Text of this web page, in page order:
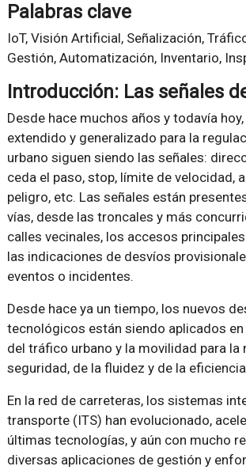
Palabras clave
IoT, Visión Artificial, Señalización,
Gestión, Automatización, Inventario,
Introducción: Las señales
Desde hace muchos años y todavía
extendido y generalizado para la
urbano siguen siendo las señales:
ceda el paso, stop, límite de velocidad,
peligro, etc. Las señales están
vías, desde las troncales y más
calles vecinales, los accesos
las indicaciones de desvíos
eventos o incidentes.
Desde hace ya un tiempo, los nuevos
tecnológicos están siendo aplicados
del tráfico urbano y la movilidad para la
seguridad, de la fluidez y de la
En la red de carreteras, los sistemas
transporte (ITS) han evolucionado,
últimas tecnologías, y aún con mucho
diversas aplicaciones de gestión y